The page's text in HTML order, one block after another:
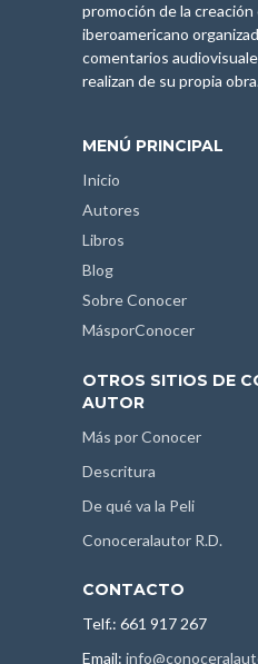
promoción de la creación
iberoamericano
comentarios
realizan de su propia
MENÚ PRINCIPAL
Inicio
Autores
Libros
Blog
Sobre Conocer
MásporConocer
OTROS SITIOS DE
AUTOR
Más por Conocer
Descritura
De qué va la Peli
Conoceralautor R.D.
CONTACTO
Telf.: 661 917 267
Email: